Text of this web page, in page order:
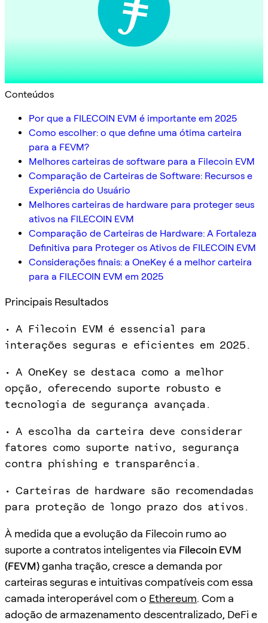
Conteúdos
Por que a FILECOIN EVM é importante em 2025
Como escolher: o que define uma ótima carteira
para a FEVM?
Melhores carteiras de software para a Filecoin EVM
Comparação de Carteiras de Software: Recursos e
Experiência do Usuário
Melhores carteiras de hardware para proteger seus
ativos na FILECOIN EVM
Comparação de Carteiras de Hardware: A Fortaleza
Definitiva para Proteger os Ativos de FILECOIN EVM
Considerações finais: a OneKey é a melhor carteira
para a FILECOIN EVM em 2025
Principais Resultados
• A Filecoin EVM é essencial para
interações seguras e eficientes em 2025.
• A OneKey se destaca como a melhor
opção, oferecendo suporte robusto e
tecnologia de segurança avançada.
• A escolha da carteira deve considerar
fatores como suporte nativo, segurança
contra phishing e transparência.
• Carteiras de hardware são recomendadas
para proteção de longo prazo dos ativos.
À medida que a evolução da Filecoin rumo ao
suporte a contratos inteligentes via Filecoin EVM
(FEVM)ganha tração, cresce a demanda por
carteiras seguras e intuitivas compatíveis com essa
camada interoperável com o Ethereum. Com a
adoção de armazenamento descentralizado, DeFi e